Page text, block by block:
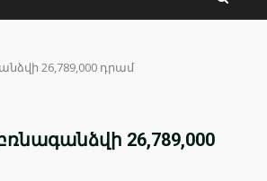
26,789,000 դրամ
26,789,000